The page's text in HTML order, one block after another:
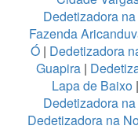
Dedetizadora
Fazenda
Ó | Dedetizadora
Guapira|
Lapa de Baixo |
Dedetizadora
Dedetizadora na